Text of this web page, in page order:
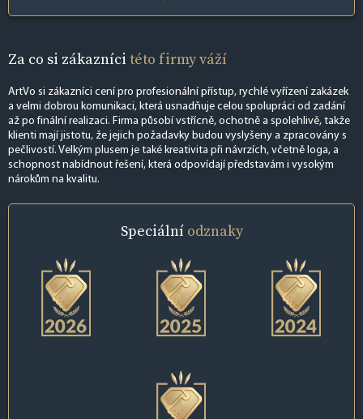
Za co si zákazníci této firmy váží
ArtVo si zákazníci cení pro profesionální přístup, rychlé vyřízení zakázek
a velmi dobrou komunikaci, která usnadňuje celou spolupráci od zadání
až po finální realizaci. Firma působí vstřícně, ochotně a spolehlivě, takže
klienti mají jistotu, že jejich požadavky budou vyslyšeny a zpracovány s
pečlivostí. Velkým plusem je také kreativita při návrzích, včetně loga, a
schopnost nabídnout řešení, která odpovídají představám i vysokým
nárokům na kvalitu.
Speciální odznaky